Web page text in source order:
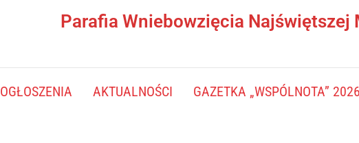
Parafia Wniebowzięcia Najświętszej
OGŁOSZENIA AKTUALNOŚCI GAZETKA „WSPÓLNOTA” 2026